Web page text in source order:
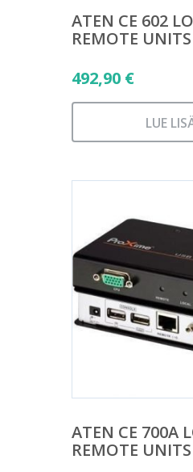
ATEN CE 602
REMOTE UNITS
492,90 €
LUE
ATEN CE 700A
REMOTE UNITS